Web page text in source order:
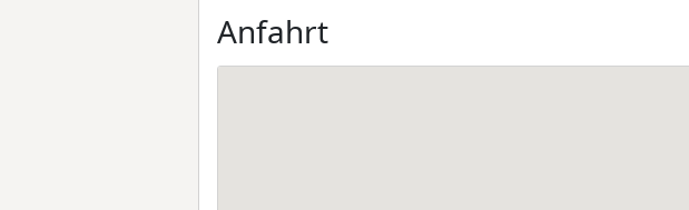
Anfahrt